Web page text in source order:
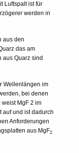
Luftspalt ist für
werden in
aus den
das am
aus Quarz sind
Wellenlängen im
bei denen
MgF 2 im
auf und ist dadurch
Anforderungen
aus MgF2